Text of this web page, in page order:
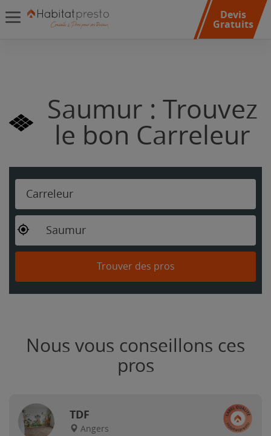
Devis
Gratuits
Saumur : Trouvez
le bon Carreleur
Carreleur
Saumur
Trouver des pros
Nous vous conseillons ces
pros
TDF
Angers